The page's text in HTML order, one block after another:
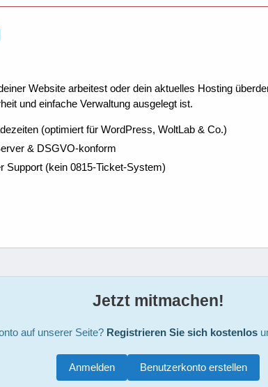
Website arbeitest oder dein aktuelles Hosting
und einfache Verwaltung ausgelegt ist.
(optimiert für WordPress, WoltLab & Co.)
& DSGVO-konform
Support (kein 0815-Ticket-System)
Jetzt mitmachen!
auf unserer Seite? Registrieren Sie sich kostenlos
Benutzerkonto erstellen
Anmelden